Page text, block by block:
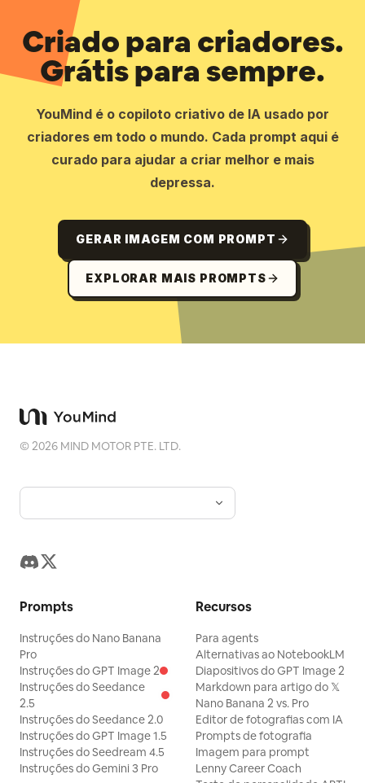
Criado para criadores.
Grátis para sempre.
YouMind é o copiloto criativo de IA usado por
criadores em todo o mundo. Cada prompt aqui é
curado para ajudar a criar melhor e mais
depressa.
GERAR IMAGEM COM PROMPT
EXPLORAR MAIS PROMPTS
©2026 MIND MOTOR PTE. LTD.
Prompts
Instruções do Nano Banana
Pro
Instruções do GPT Image 2
Instruções do Seedance
2.5
Instruções do Seedance 2.0
Instruções do GPT Image 1.5
Instruções do Seedream 4.5
Instruções do Gemini 3 Pro
Recursos
Para agents
Alternativas ao NotebookLM
Diapositivos do GPT Image 2
Markdown para artigo do 𝕏
Nano Banana 2 vs. Pro
Editor de fotografias com IA
Prompts de fotografia
Imagem para prompt
Lenny Career Coach